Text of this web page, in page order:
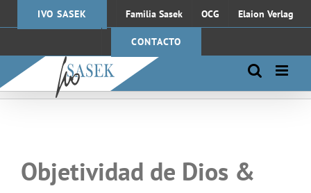
IVO SASEK Familia Sasek OCG Elaion Verlag
CONTACTO
Objetividad de Dios &